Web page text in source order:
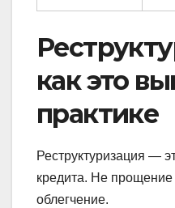
как это
практике
Реструктуризация —
кредита. Не прощение
облегчение.